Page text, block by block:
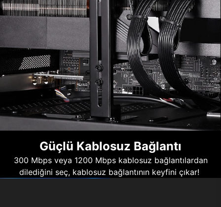
Güçlü Kablosuz Bağlantı
300 Mbps veya 1200 Mbps kablosuz bağlantılardan
dilediğini seç, kablosuz bağlantının keyfini çıkar!